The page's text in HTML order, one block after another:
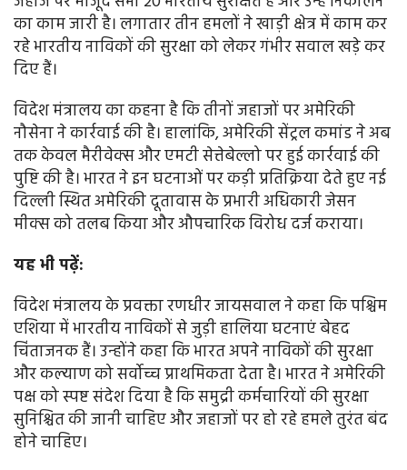
का काम जारी है। लगातार तीन हमलों ने खाड़ी क्षेत्र में काम कर
रहे भारतीय नाविकों की सुरक्षा को लेकर गंभीर सवाल खड़े कर
दिए हैं।
विदेश मंत्रालय का कहना है कि तीनों जहाजों पर अमेरिकी
नौसेना ने कार्रवाई की है। हालांकि, अमेरिकी सेंट्रल कमांड ने अब
तक केवल मैरीवेक्स और एमटी सेत्तेबेल्लो पर हुई कार्रवाई की
पुष्टि की है। भारत ने इन घटनाओं पर कड़ी प्रतिक्रिया देते हुए नई
दिल्ली स्थित अमेरिकी दूतावास के प्रभारी अधिकारी जेसन
मीक्स को तलब किया और औपचारिक विरोध दर्ज कराया।
यह भी पढ़ें:
विदेश मंत्रालय के प्रवक्ता रणधीर जायसवाल ने कहा कि पश्चिम
एशिया में भारतीय नाविकों से जुड़ी हालिया घटनाएं बेहद
चिंताजनक हैं। उन्होंने कहा कि भारत अपने नाविकों की सुरक्षा
और कल्याण को सर्वोच्च प्राथमिकता देता है। भारत ने अमेरिकी
पक्ष को स्पष्ट संदेश दिया है कि समुद्री कर्मचारियों की सुरक्षा
सुनिश्चित की जानी चाहिए और जहाजों पर हो रहे हमले तुरंत बंद
होने चाहिए।